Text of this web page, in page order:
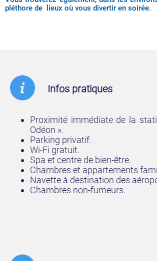
pléthore de lieux où vous divertir en soirée.
Infos pratiques
Proximité immédiate de la
Odéon ».
Parking privatif.
Wi-Fi gratuit.
Spa et centre de bien-être.
Chambres et appartements
Navette à destination des
Chambres non-fumeurs.